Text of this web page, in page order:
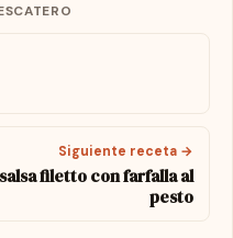
Siguiente receta →
filetto con farfalla al
pesto